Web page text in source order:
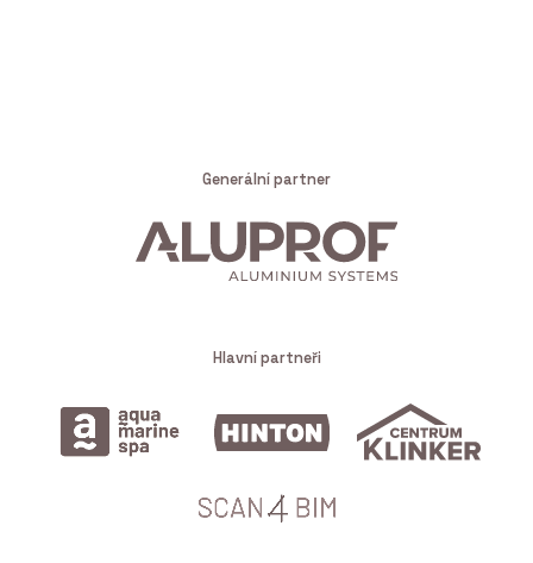
Generální partner
Hlavní partneři